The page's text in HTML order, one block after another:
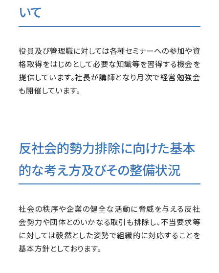
いて
役員及び管理職に対しては各種セミナーへの参加や資
格取得をはじめとして必要な知識等を習得する機会を
提供しています。社長が講師となり月次で経営勉強会
も開催しています。
反社会的勢力排除に向けた基本
的な考え方及びその整備状況
社会の秩序や企業の健全な活動に脅威を与える反社
会勢力や団体とのいかなる取引も排除し、不当要求等
に対しては毅然とした姿勢で組織的に対応することを
基本方針としております。